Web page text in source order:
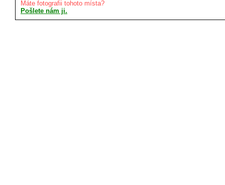
Máte fotografii tohoto místa?
Pošlete nám ji.